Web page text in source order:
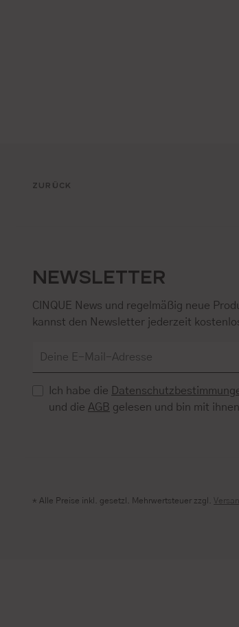
ZURÜCK
NEWSLETTER
CINQUE News und regelmäßig neue
kannst den Newsletter jederzeit
Ich habe die
und dieAGB gelesen und bin mit
* Alle Preise inkl. gesetzl. Mehrwertsteuer zzgl.